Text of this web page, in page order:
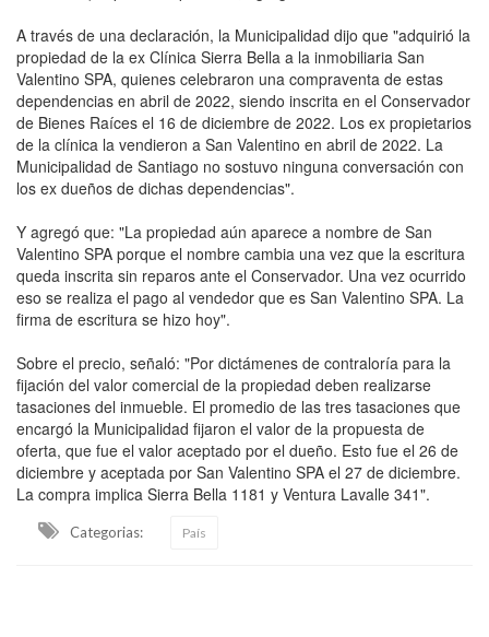
A través de una declaración, la Municipalidad dijo que "adquirió la
propiedad de la ex Clínica Sierra Bella a la inmobiliaria San
Valentino SPA, quienes celebraron una compraventa de estas
dependencias en abril de 2022, siendo inscrita en el Conservador
de Bienes Raíces el 16 de diciembre de 2022. Los ex propietarios
de la clínica la vendieron a San Valentino en abril de 2022. La
Municipalidad de Santiago no sostuvo ninguna conversación con
los ex dueños de dichas dependencias".
Y agregó que: "La propiedad aún aparece a nombre de San
Valentino SPA porque el nombre cambia una vez que la escritura
queda inscrita sin reparos ante el Conservador. Una vez ocurrido
eso se realiza el pago al vendedor que es San Valentino SPA. La
firma de escritura se hizo hoy".
Sobre el precio, señaló: "Por dictámenes de contraloría para la
fijación del valor comercial de la propiedad deben realizarse
tasaciones del inmueble. El promedio de las tres tasaciones que
encargó la Municipalidad fijaron el valor de la propuesta de
oferta, que fue el valor aceptado por el dueño. Esto fue el 26 de
diciembre y aceptada por San Valentino SPA el 27 de diciembre.
La compra implica Sierra Bella 1181 y Ventura Lavalle 341".
Categorias: País